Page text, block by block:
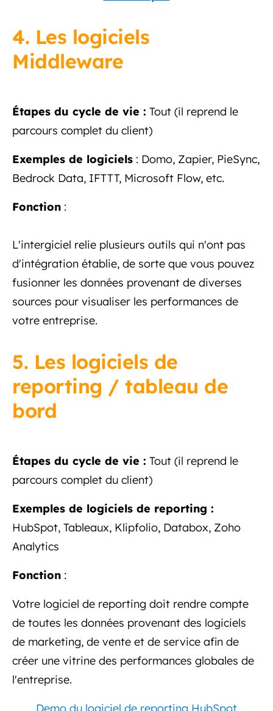
4. Les logiciels
Middleware
Étapes du cycle de vie : Tout (il reprend le
parcours complet du client)
Exemples de logiciels : Domo, Zapier, PieSync,
Bedrock Data, IFTTT, Microsoft Flow, etc.
Fonction :
L'intergiciel relie plusieurs outils qui n'ont pas
d'intégration établie, de sorte que vous pouvez
fusionner les données provenant de diverses
sources pour visualiser les performances de
votre entreprise.
5. Les logiciels de
reporting / tableau de
bord
Étapes du cycle de vie : Tout (il reprend le
parcours complet du client)
Exemples de logiciels de reporting :
HubSpot, Tableaux, Klipfolio, Databox, Zoho
Analytics
Fonction :
Votre logiciel de reporting doit rendre compte
de toutes les données provenant des logiciels
de marketing, de vente et de service afin de
créer une vitrine des performances globales de
l'entreprise.
Demo du logiciel de reporting HubSpot